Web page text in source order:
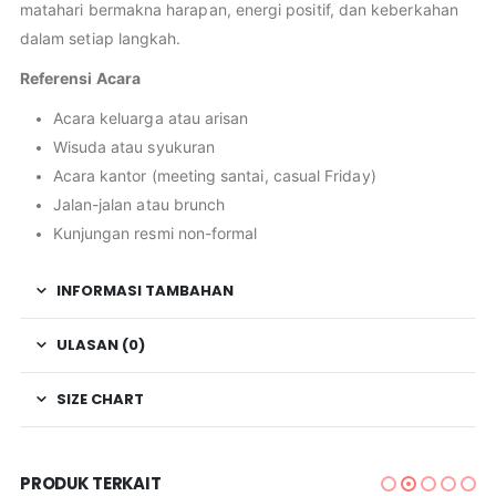
matahari bermakna harapan, energi positif, dan keberkahan
dalam setiap langkah.
Referensi Acara
Acara keluarga atau arisan
Wisuda atau syukuran
Acara kantor (meeting santai, casual Friday)
Jalan-jalan atau brunch
Kunjungan resmi non-formal
INFORMASI TAMBAHAN
ULASAN (0)
SIZE CHART
PRODUK TERKAIT